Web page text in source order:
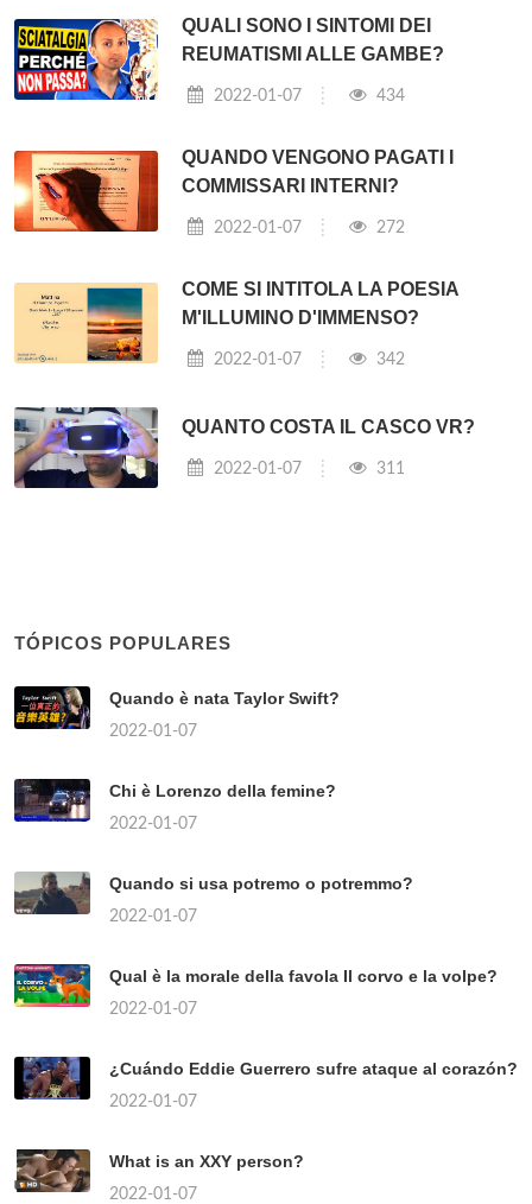
QUALI SONO I SINTOMI DEI
REUMATISMI ALLE GAMBE?
2022-01-07 434
QUANDO VENGONO PAGATI I
COMMISSARI INTERNI?
2022-01-07 272
COME SI INTITOLA LA POESIA
M'ILLUMINO D'IMMENSO?
2022-01-07 342
QUANTO COSTA IL CASCO VR?
2022-01-07 311
TÓPICOS POPULARES
Quando è nata Taylor Swift?
2022-01-07
Chi è Lorenzo della femine?
2022-01-07
Quando si usa potremo o potremmo?
2022-01-07
Qual è la morale della favola Il corvo e la volpe?
2022-01-07
¿Cuándo Eddie Guerrero sufre ataque al corazón?
2022-01-07
What is an XXY person?
2022-01-07